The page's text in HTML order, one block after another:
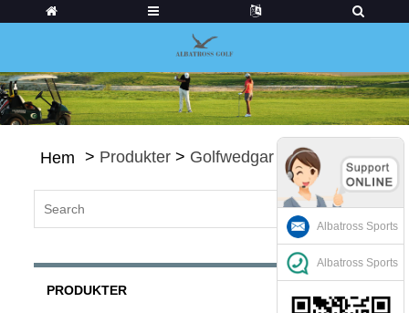
Hem > Produkter > Golfwedgar
PRODUKTER
Albatross Sports
Albatross Sports